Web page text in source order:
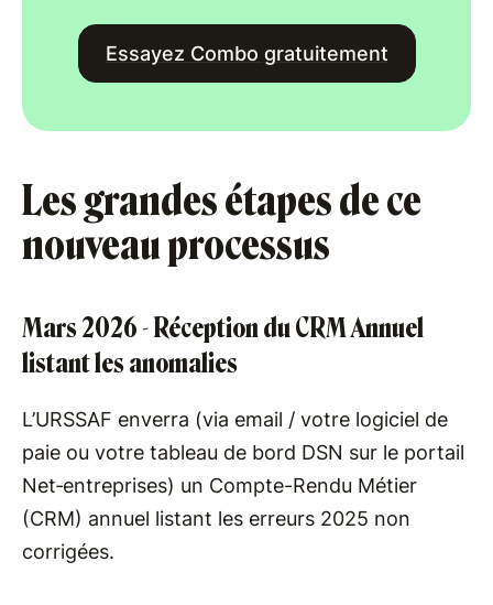
Essayez Combo gratuitement
Les grandes étapes de ce
nouveau processus
Mars 2026 - Réception du CRM Annuel
listant les anomalies
L’URSSAF enverra (via email / votre logiciel de
paie ou votre tableau de bord DSN sur le portail
Net‑entreprises) un Compte-Rendu Métier
(CRM) annuel listant les erreurs 2025 non
corrigées.